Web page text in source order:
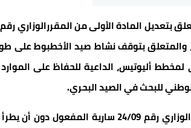
والمتعلق بتوقف نشاط صيد الأخطبوط على
الكبرى لمخطط أليوتيس، الداعية للحفاظ على
للبحث في الصيد البحري.
وأبقت الوزارة على كل التدابير الأخرى المدرجة في المقرر الوزاري رقم 24/09